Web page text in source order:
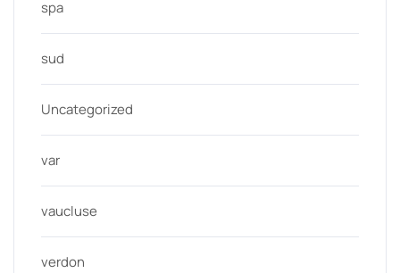
spa
sud
Uncategorized
var
vaucluse
verdon